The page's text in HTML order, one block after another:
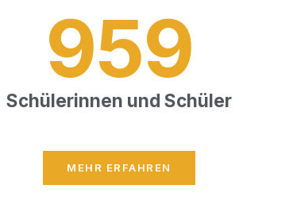
Schü­le­rin­nen und Schüler
959
MEHR ERFAH­REN